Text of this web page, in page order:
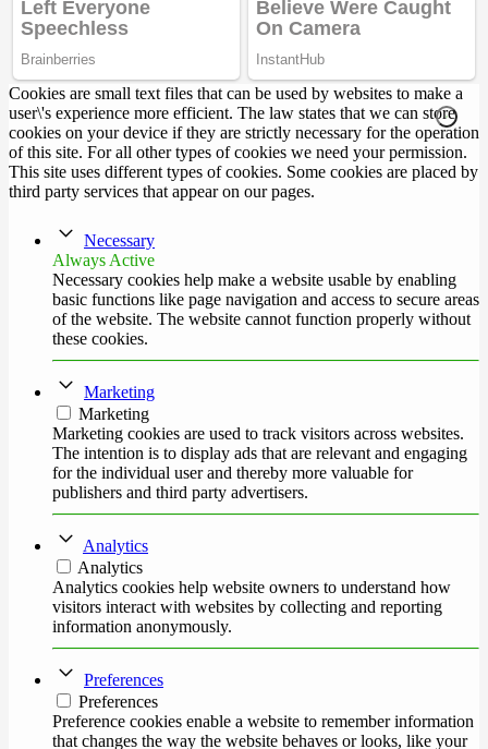
Cookies are small text files that can be used by websites to make a
user\'s experience more efficient. The law states that we can store
cookies on your device if they are strictly necessary for the operation
of this site. For all other types of cookies we need your permission.
This site uses different types of cookies. Some cookies are placed by
third party services that appear on our pages.
Necessary
Always Active
Necessary cookies help make a website usable by enabling
basic functions like page navigation and access to secure areas
of the website. The website cannot function properly without
these cookies.
Marketing
Marketing
Marketing cookies are used to track visitors across websites.
The intention is to display ads that are relevant and engaging
for the individual user and thereby more valuable for
publishers and third party advertisers.
Analytics
Analytics
Analytics cookies help website owners to understand how
visitors interact with websites by collecting and reporting
information anonymously.
Preferences
Preferences
Preference cookies enable a website to remember information
that changes the way the website behaves or looks, like your